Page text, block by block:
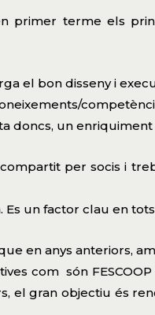
terme els
el bon disseny i
doncs, un
per socis i
un factor clau en
en anys anteriors,
com són
el gran objectiu és